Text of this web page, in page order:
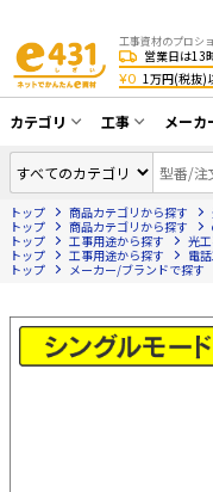
営業日は13
¥0 1万円(税抜)
カテゴリ
同軸ケーブル／テレビ
アンテナ・取付金具・
部材類
配線補助具（モール・
プ類 他）
HDMIケーブル・周辺機
工事
CATV・
光工事
エアコ
LAN配線
メーカ
トップ 商品カテゴリから探す
トップ
商品カテゴリから探す
トップ
工事用途から探す 光
トップ
工事用途から探す 電
トップ
メーカー/ブランドで探す